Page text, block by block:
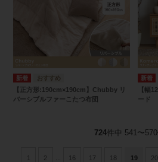
【正方形:190cm×190cm】Chubby リ
バーシブルファーこたつ布団
【幅
ード
724件中 541〜570
1 2 16 17 18 19 20